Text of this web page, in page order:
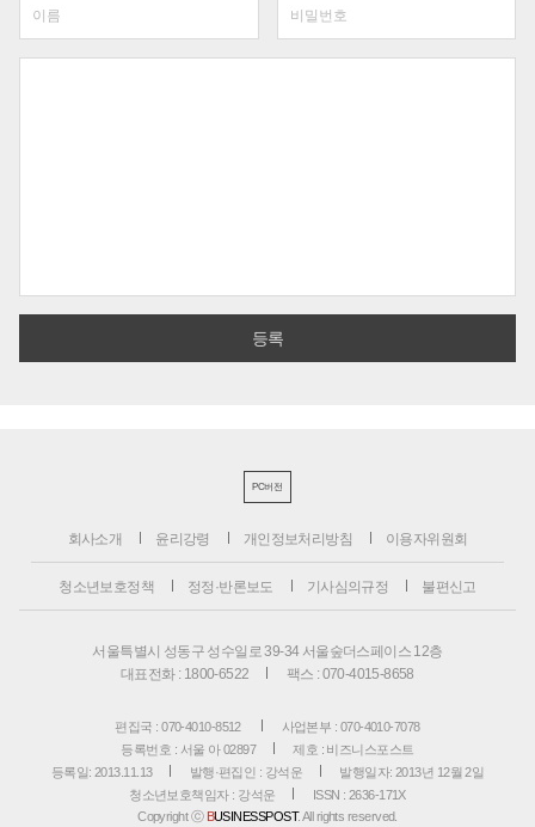
PC버전
회사소개 윤리강령 개인정보처리방침 이용자위원회
청소년보호정책 정정·반론보도 기사심의규정 불편신고
서울특별시 성동구 성수일로 39-34 서울숲더스페이스 12층
대표전화 : 1800-6522
팩스 : 070-4015-8658
편집국 : 070-4010-8512
사업본부 : 070-4010-7078
등록번호 : 서울 아 02897
제호 : 비즈니스포스트
등록일: 2013.11.13
발행·편집인 : 강석운
발행일자: 2013년 12월 2일
청소년보호책임자 : 강석운
ISSN : 2636-171X
Copyright ⓒ BUSINESSPOST. All rights reserved.